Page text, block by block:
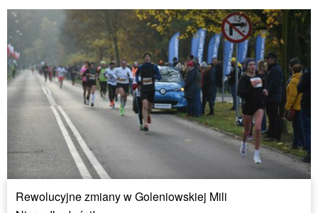
Rewolucyjne zmiany w Goleniowskiej Mili